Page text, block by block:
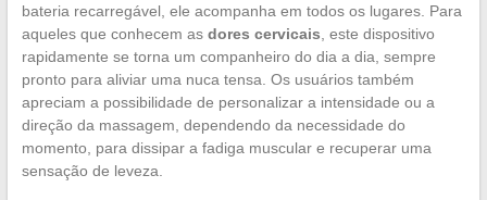
bateria recarregável, ele acompanha em todos os lugares. Para
aqueles que conhecem as dores cervicais , este dispositivo
rapidamente se torna um companheiro do dia a dia, sempre
pronto para aliviar uma nuca tensa. Os usuários também
apreciam a possibilidade de personalizar a intensidade ou a
direção da massagem, dependendo da necessidade do
momento, para dissipar a fadiga muscular e recuperar uma
sensação de leveza.